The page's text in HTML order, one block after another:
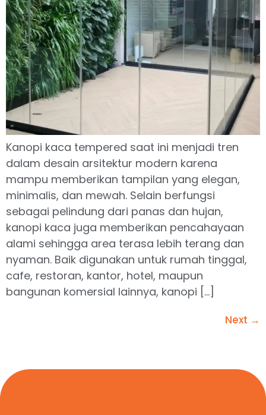
Kanopi kaca tempered saat ini menjadi tren
dalam desain arsitektur modern karena
mampu memberikan tampilan yang elegan,
minimalis, dan mewah. Selain berfungsi
sebagai pelindung dari panas dan hujan,
kanopi kaca juga memberikan pencahayaan
alami sehingga area terasa lebih terang dan
nyaman. Baik digunakan untuk rumah tinggal,
cafe, restoran, kantor, hotel, maupun
bangunan komersial lainnya, kanopi […]
Next →